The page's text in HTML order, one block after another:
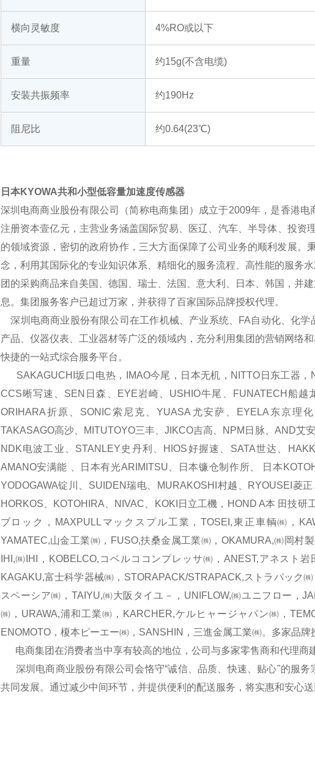
横向灵敏度 4%RO或以下
重量 约15g(不含电缆)
安装共振频率 约190Hz
阻尼比 约0.64(23℃)
日本KYOWA共和小型低容量加速度传感器
深圳电商商业股份有限公司（简称电商集团）成立于2009年，是香港
注册资本壹亿元，主营业务涵盖国际贸易、医辽、汽车、半导体、投
的领域资源，密切的政府协作，三大方面保障了公司业务的顺利发展。
念，利用其国际化的专业知识体系、精细化的服务流程、高性能的服务
团的采购商品来自美国、德国、瑞士、法国、意大利、日本、韩国，并
息。集团服务客户已超过万家，并获得了百家国际品牌授权代理。
深圳电商商业股份有限公司在工作机械、产业系统、FA自动化、化
产品、仪器仪表、工业器材等广泛的领域内，充分利用集团的营销网络
快捷的一站式综合服务平台。
SAKAGUCHI坂口电热，IMAO今尾，日本无机，NITTO日东工器，
CCS晰写速、SEN日森、EYE岩崎、USHIO牛尾、FUNATECH船
ORIHARA折原、SONIC索尼克、YUASA尤安萨、EYELA东京理
TAKASAGO高沙、MITUTOYO三丰、JIKCO吉高、NPM日脉、AND艾
NDK电波工业、STANLEY史丹利、HIOS好握速、SATA世达、
AMANO安满能 、日本有光ARIMITSU、日本镰仓制作所、 日本
YODOGAWA锭川、SUIDEN瑞电、MURAKOSHI村越、RYOUSEI菱
HORKOS、KOTOHIRA、NIVAC、KOKI日立工機，HOND A本 田技
ブロック，MAXPULLマックスプル工業，TOSEI,東正車輌㈱，
YAMATEC,山金工業㈱，FUSO,扶桑金属工業㈱，OKAMURA,㈱岡村
IHI,㈱IHI，KOBELCO,コベルココンプレッサ㈱，ANEST,アネスト
KAGAKU,富士科学器械㈱，STORAPACK/STRAPACK,ストラパック
スペーシア㈱，TAIYU,㈱大阪タイユ－，UNIFLOW,㈱ユニフロー，
㈱，URAWA,浦和工業㈱，KARCHER,ケルヒャージャパン㈱，
ENOMOTO，榎本ピーエー㈱，SANSHIN，三進金属工業㈱。多家品
电商集团在消费者当中享有较高的地位，公司与多家零售商和代理商
深圳电商商业股份有限公司会恪守“诚信、品质、快速、贴心"的服务
共同发展。通过减少中间环节，并提供便利的配送服务，将实惠和安心